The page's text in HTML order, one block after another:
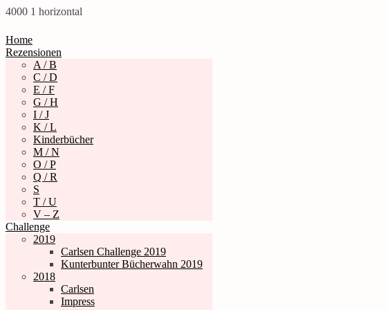
4000 1 horizontal
Home
Rezensionen
A / B
C / D
E / F
G / H
I / J
K / L
Kinderbücher
M / N
O / P
Q / R
S
T / U
V – Z
Challenge
2019
Carlsen Challenge 2019
Kunterbunter Bücherwahn 2019
2018
Carlsen
Impress